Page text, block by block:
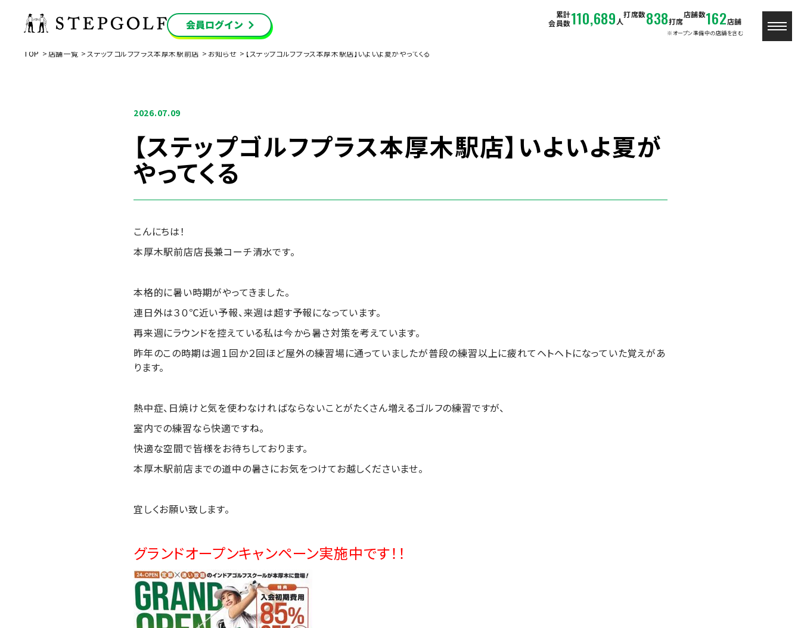
累計
会員数110,689 人
打席数838打席
店舗数162店舗
※オープン準備中の店舗を含む
TOP 店舗一覧 ステップゴルフプラス本厚木駅前店 お知らせ 【ステップゴルフプラス本厚木駅店】いよいよ夏がやってくる
2026.07.09
【ステップゴルフプラス本厚木駅店】いよいよ夏が
やってくる
こんにちは！
本厚木駅前店店長兼コーチ清水です。
本格的に暑い時期がやってきました。
連日外は３０℃近い予報、来週は超す予報になっています。
再来週にラウンドを控えている私は今から暑さ対策を考えています。
昨年のこの時期は週１回か２回ほど屋外の練習場に通っていましたが普段の練習以上に疲れてヘトヘトになっていた覚えがあ
ります。
熱中症、日焼けと気を使わなければならないことがたくさん増えるゴルフの練習ですが、
室内での練習なら快適ですね。
快適な空間で皆様をお待ちしております。
本厚木駅前店までの道中の暑さにお気をつけてお越しくださいませ。
宜しくお願い致します。
グランドオープンキャンペーン実施中です！！